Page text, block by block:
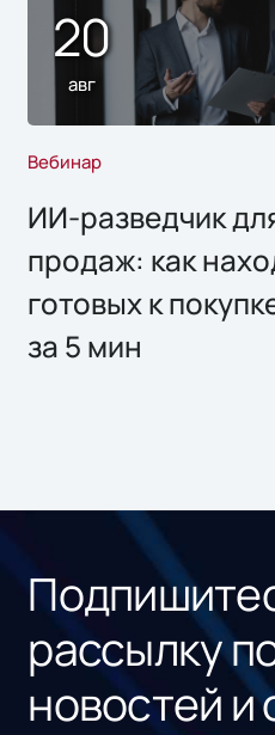
20
авг
Вебинар
ИИ-разведчик
продаж: как
готовых к
за 5 мин
рассылку
новостей и